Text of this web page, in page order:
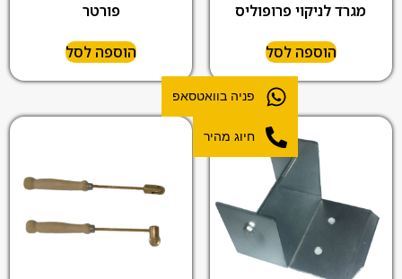
מגרד לניקוי פרופוליס
הוספה לסל
פורטר
הוספה לסל
פניה בוואטסאפ
חיוג מהיר